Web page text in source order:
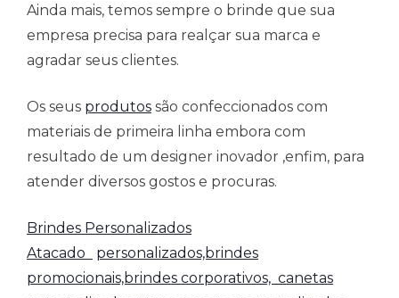
Ainda mais, temos sempre o brinde que sua
empresa precisa para realçar sua marca e
agradar seus clientes.
Os seus produtos são confeccionados com
materiais de primeira linha embora com
resultado de um designer inovador ,enfim, para
atender diversos gostos e procuras.
Brindes Personalizados
Atacado
personalizados,brindes
promocionais,brindes corporativos, canetas